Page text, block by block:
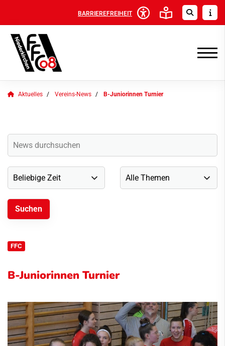
BARRIEREFREIHEIT
Aktuelles Vereins-News B-Juniorinnen Turnier
FFC
B-Juniorinnen Turnier